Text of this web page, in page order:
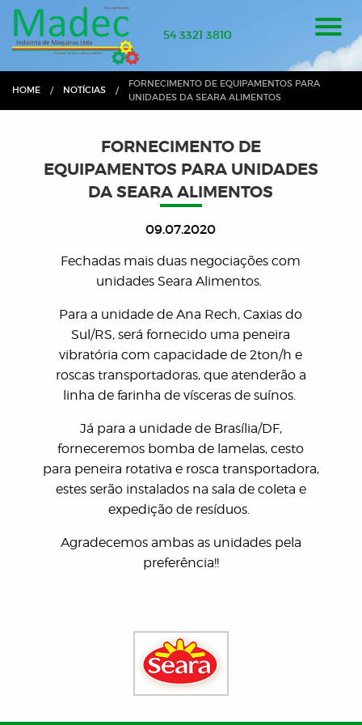
54 3321 3810
HOME NOTÍCIAS
CURRENT:
FORNECIMENTO DE EQUIPAMENTOS PARA
UNIDADES DA SEARA ALIMENTOS
FORNECIMENTO DE
EQUIPAMENTOS PARA UNIDADES
DA SEARA ALIMENTOS
09.07.2020
Fechadas mais duas negociações com
unidades Seara Alimentos.
Para a unidade de Ana Rech, Caxias do
Sul/RS, será fornecido uma peneira
vibratória com capacidade de 2ton/h e
roscas transportadoras, que atenderão a
linha de farinha de vísceras de suínos.
Já para a unidade de Brasília/DF,
forneceremos bomba de lamelas, cesto
para peneira rotativa e rosca transportadora,
estes serão instalados na sala de coleta e
expedição de resíduos.
Agradecemos ambas as unidades pela
preferência!!